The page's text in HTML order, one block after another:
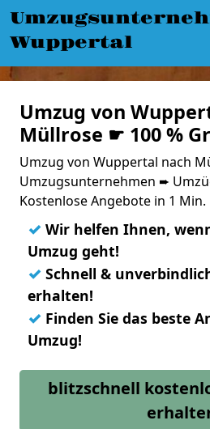
Wuppertal
Umzug von
Müllrose ☛ 100 %
Umzug von Wuppertal nach
Umzugsunternehmen ➨
Kostenlose Angebote in 1 Min.
✓ Wir helfen Ihnen,
Umzug geht!
✓ Schnell &
erhalten!
✓ Finden Sie das beste
Umzug!
blitzschnell